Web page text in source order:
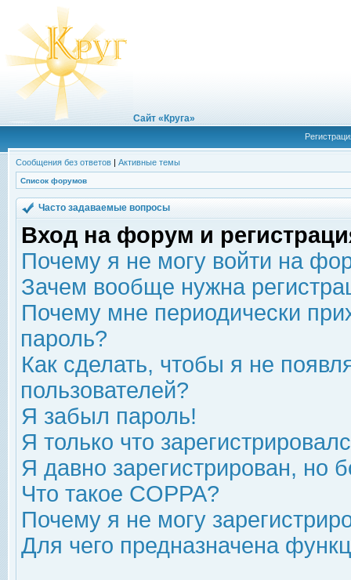
Сайт «Круга»
Сообщения без ответов | Активные темы
Список форумов
Часто задаваемые вопросы
Вход на форум и
Почему я не могу войти на
Зачем вообще нужна
Почему мне периодически
пароль?
Как сделать, чтобы я не
пользователей?
Я забыл пароль!
Я только что
Я давно зарегистрирован, но
Что такое COPPA?
Почему я не могу
Для чего предназначена